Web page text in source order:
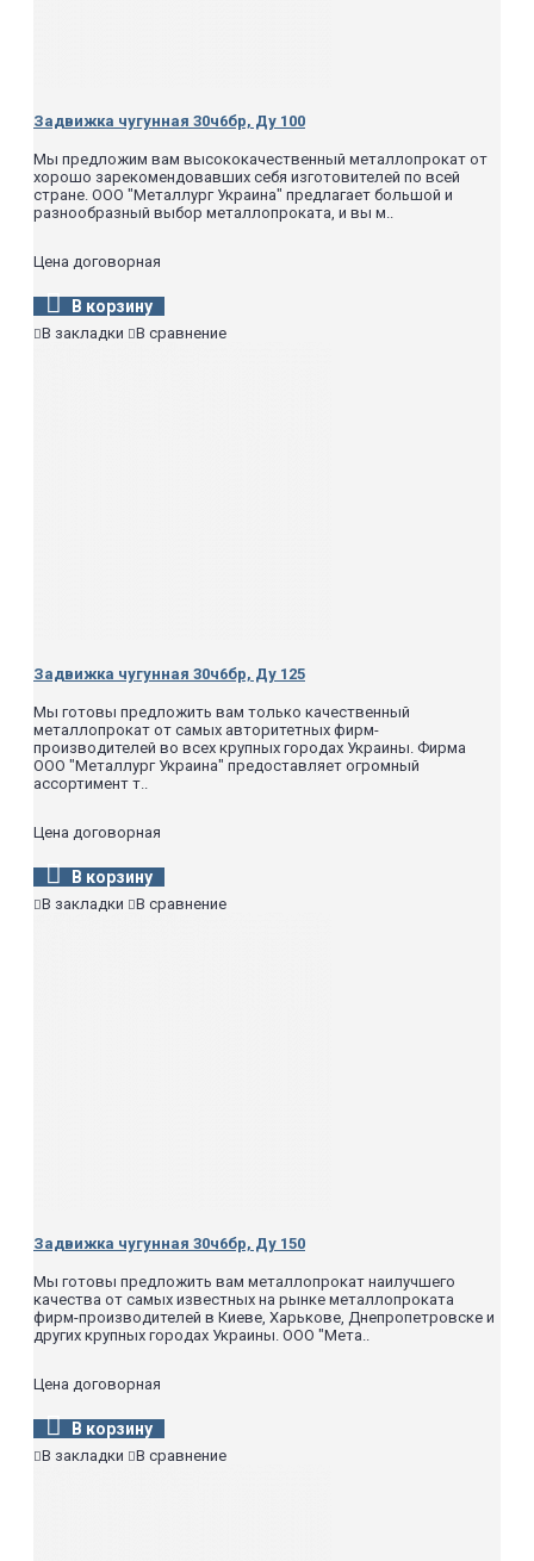
80
2,5(25)
100
57
150
200
Задвижка чугунная 30ч6бр, Ду 100
Мы предложим вам высококачественный металлопрокат от
хорошо зарекомендовавших себя изготовителей по всей
стране. ООО "Металлург Украина" предлагает большой и
разнообразный выбор металлопроката, и вы м..
Цена договорная
В корзину
В закладки В сравнение
Задвижка чугунная 30ч6бр, Ду 125
Мы готовы предложить вам только качественный
металлопрокат от самых авторитетных фирм-
производителей во всех крупных городах Украины. Фирма
ООО "Металлург Украина" предоставляет огромный
ассортимент т..
Цена договорная
В корзину
В закладки В сравнение
Задвижка чугунная 30ч6бр, Ду 150
Мы готовы предложить вам металлопрокат наилучшего
качества от самых известных на рынке металлопроката
фирм-производителей в Киеве, Харькове, Днепропетровске и
других крупных городах Украины. ООО "Мета..
Цена договорная
В корзину
В закладки В сравнение